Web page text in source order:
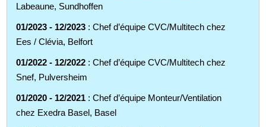
Labeaune, Sundhoffen
01/2023 - 12/2023 : Chef d’équipe CVC/Multitech chez
Ees / Clévia, Belfort
01/2022 - 12/2022 : Chef d’équipe CVC/Multitech chez
Snef, Pulversheim
01/2020 - 12/2021 : Chef d’équipe Monteur/Ventilation
chez Exedra Basel, Basel